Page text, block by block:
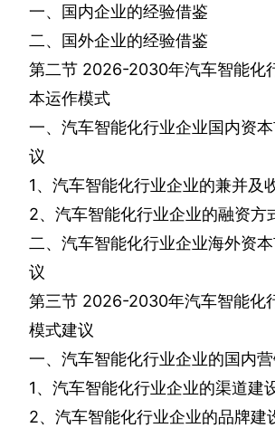
一、国内企业的经验借鉴
二、国外企业的经验借鉴
第二节 2026-2030年汽车智能化
本运作模式
一、汽车智能化行业企业国内资
议
1、汽车智能化行业企业的兼并及
2、汽车智能化行业企业的融资方
二、汽车智能化行业企业海外资
议
第三节 2026-2030年汽车智能化
模式建议
一、汽车智能化行业企业的国内
1、汽车智能化行业企业的渠道建
2、汽车智能化行业企业的品牌建